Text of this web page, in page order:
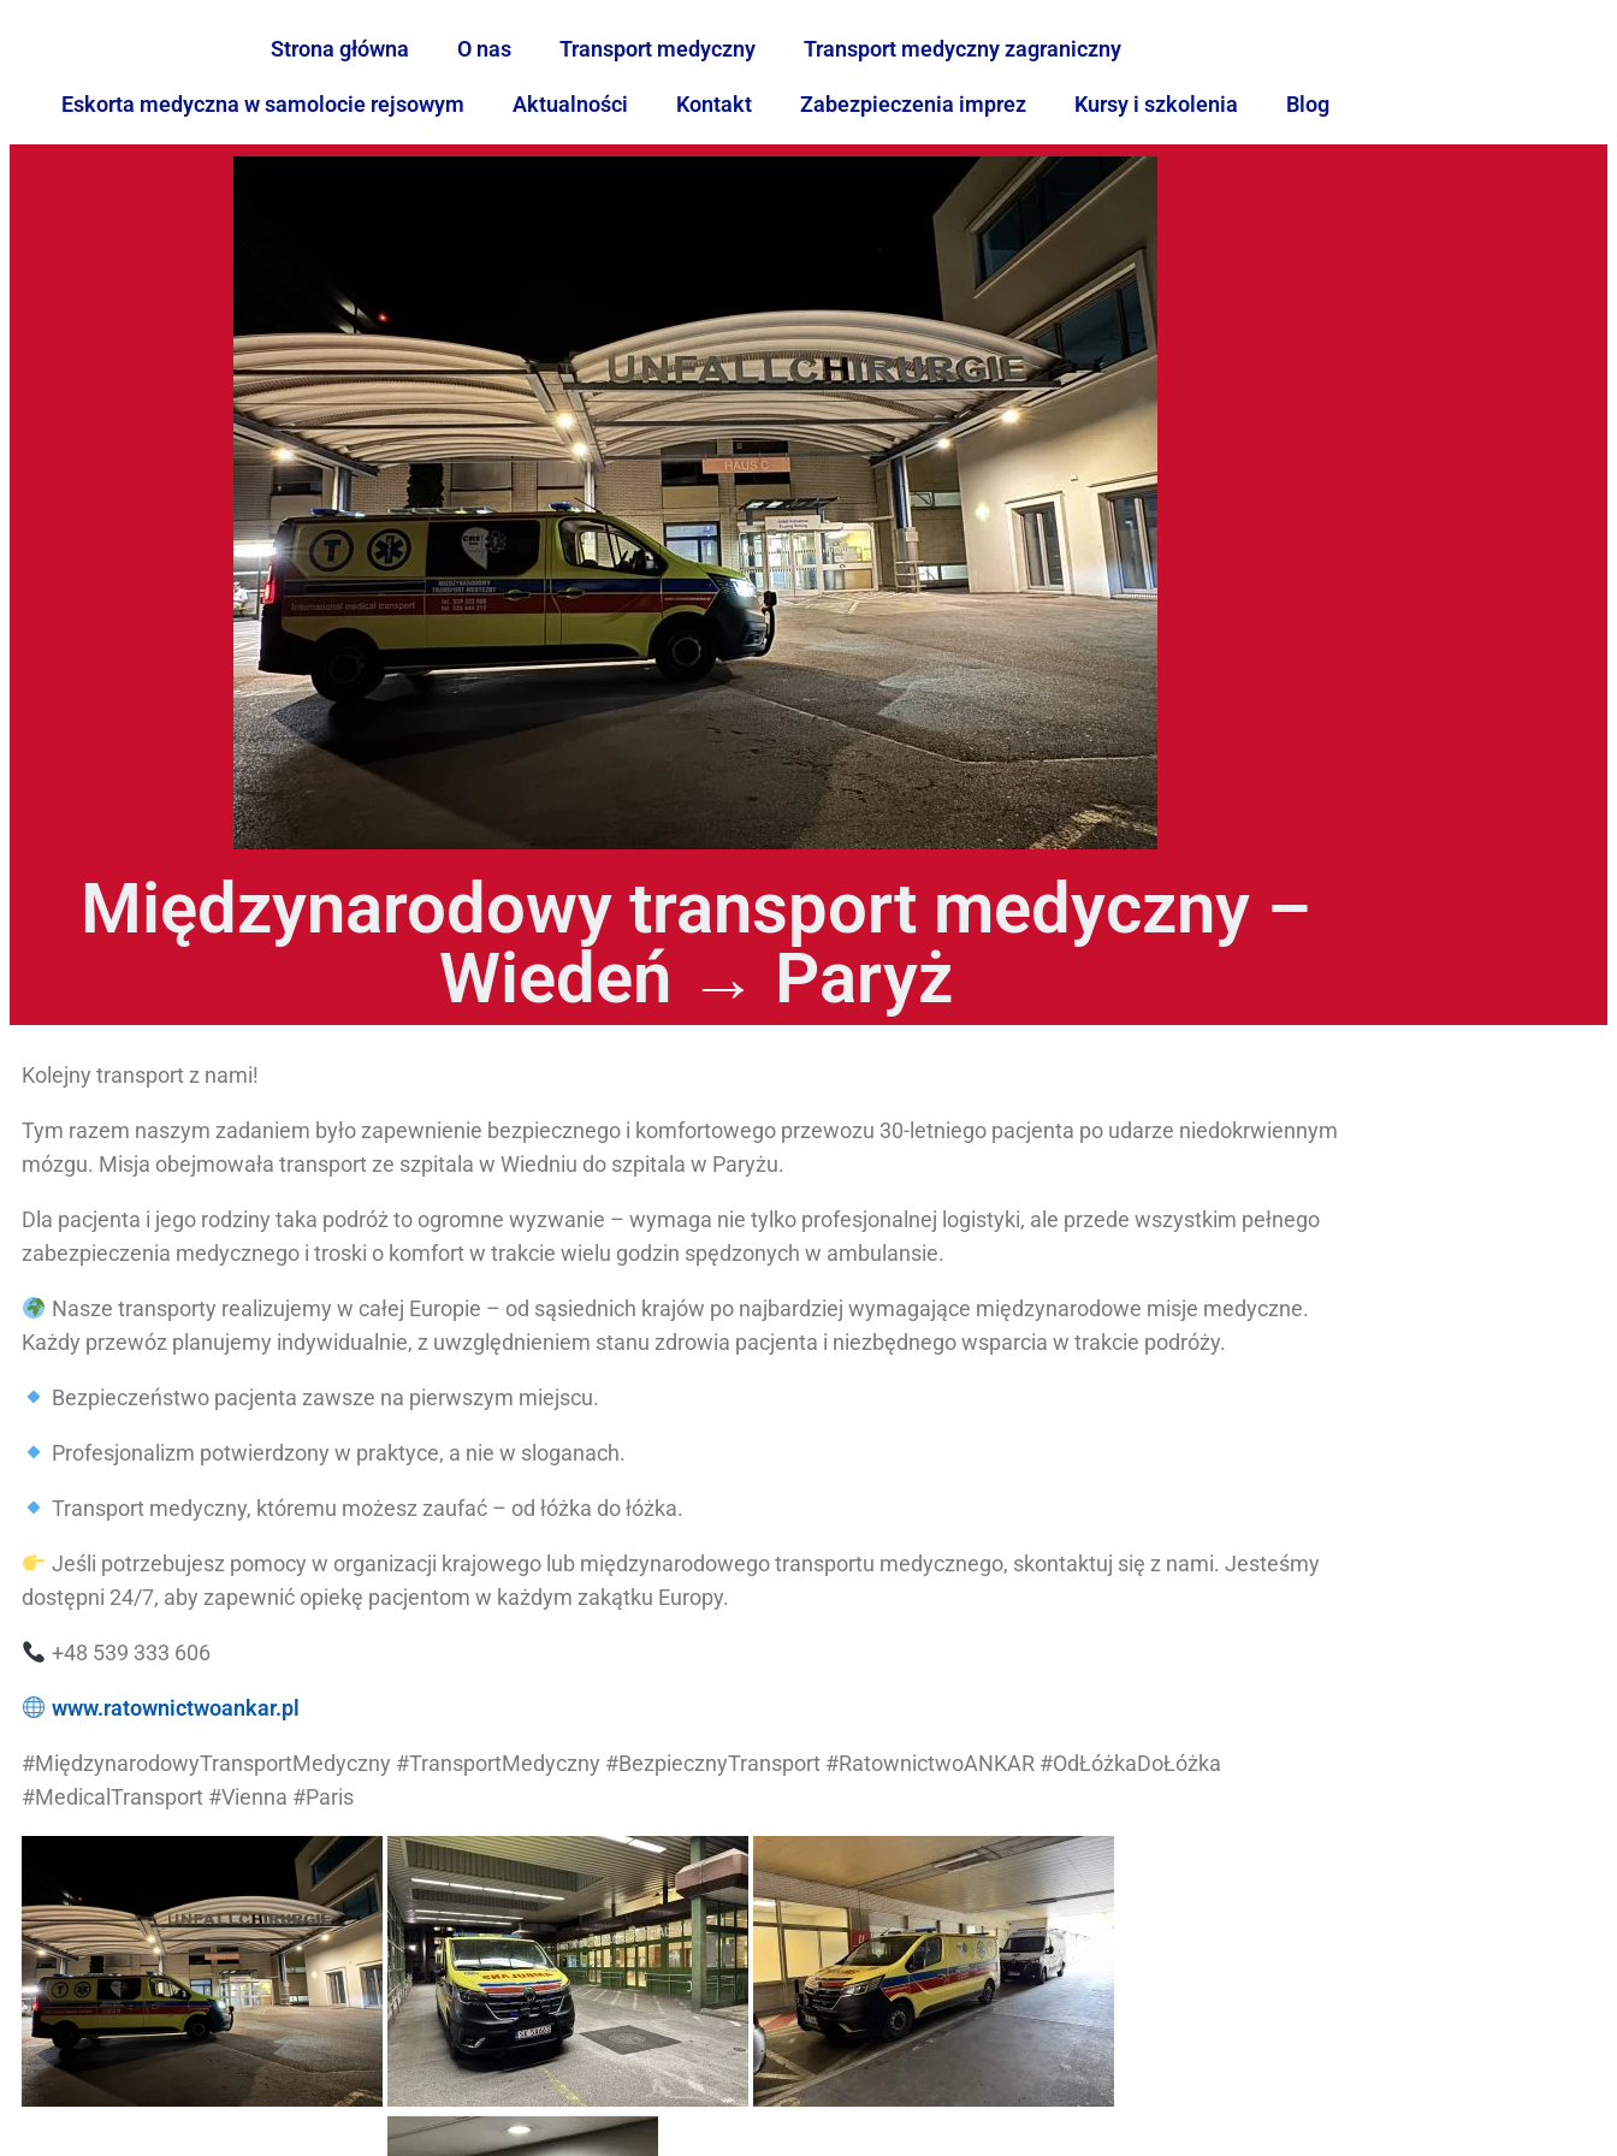
Strona główna O nas Transport medyczny Transport medyczny zagraniczny
Eskorta medyczna w samolocie rejsowym Aktualności Kontakt Zabezpieczenia imprez Kursy i szkolenia Blog
Międzynarodowy transport medyczny –
Wiedeń → Paryż
Kolejny transport z nami!
Tym razem naszym zadaniem było zapewnienie bezpiecznego i komfortowego przewozu 30-letniego pacjenta po udarze niedokrwiennym
mózgu. Misja obejmowała transport ze szpitala w Wiedniu do szpitala w Paryżu.
Dla pacjenta i jego rodziny taka podróż to ogromne wyzwanie – wymaga nie tylko profesjonalnej logistyki, ale przede wszystkim pełnego
zabezpieczenia medycznego i troski o komfort w trakcie wielu godzin spędzonych w ambulansie.
Nasze transporty realizujemy w całej Europie – od sąsiednich krajów po najbardziej wymagające międzynarodowe misje medyczne.
Każdy przewóz planujemy indywidualnie, z uwzględnieniem stanu zdrowia pacjenta i niezbędnego wsparcia w trakcie podróży.
Bezpieczeństwo pacjenta zawsze na pierwszym miejscu.
Profesjonalizm potwierdzony w praktyce, a nie w sloganach.
Transport medyczny, któremu możesz zaufać – od łóżka do łóżka.
Jeśli potrzebujesz pomocy w organizacji krajowego lub międzynarodowego transportu medycznego, skontaktuj się z nami. Jesteśmy
dostępni 24/7, aby zapewnić opiekę pacjentom w każdym zakątku Europy.
+48 539 333 606
www.ratownictwoankar.pl
#MiędzynarodowyTransportMedyczny #TransportMedyczny #BezpiecznyTransport #RatownictwoANKAR #OdŁóżkaDoŁóżka
#MedicalTransport #Vienna #Paris